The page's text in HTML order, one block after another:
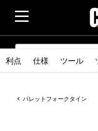
SEARCH
パレットフォークタイン
利点 仕様 ツール